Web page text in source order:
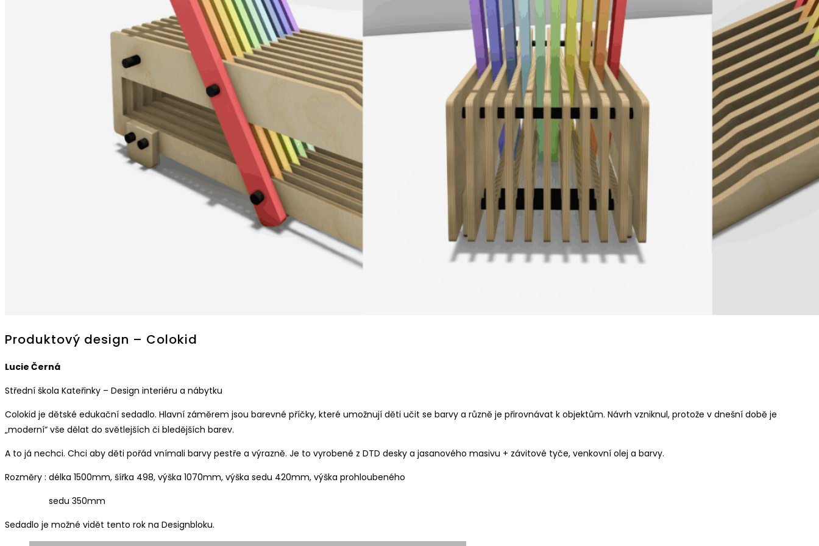
Produktový design – Colokid
Lucie Černá
Střední škola Kateřinky – Design interiéru a nábytku
Colokid je dětské edukační sedadlo. Hlavní záměrem jsou barevné příčky, které umožnují děti učit se barvy a různě je přirovnávat k objektům. Návrh vzniknul, protože v dnešní době je
„moderní“ vše dělat do světlejších či bledějších barev.
A to já nechci. Chci aby děti pořád vnímali barvy pestře a výrazně. Je to vyrobené z DTD desky a jasanového masivu + závitové tyče, venkovní olej a barvy.
Rozměry : délka 1500mm, šířka 498, výška 1070mm, výška sedu 420mm, výška prohloubeného
sedu 350mm
Sedadlo je možné vidět tento rok na Designbloku.